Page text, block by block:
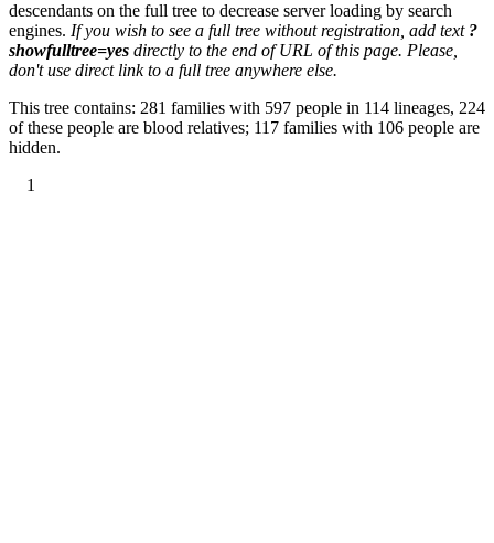
descendants on the full tree to decrease server loading by search
engines. If you wish to see a full tree without registration, add text ?
showfulltree=yes directly to the end of URL of this page. Please,
don't use direct link to a full tree anywhere else.
This tree contains: 281 families with 597 people in 114 lineages, 224
of these people are blood relatives; 117 families with 106 people are
hidden.
1